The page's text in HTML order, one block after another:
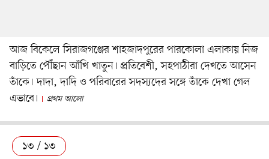
আজ বিকেলে সিরাজগঞ্জের শাহজাদপুরের পারকোলা এলাকায় নিজ
বাড়িতে পৌঁছান আঁখি খাতুন। প্রতিবেশী, সহপাঠীরা দেখতে আসেন
তাঁকে। দাদা, দাদি ও পরিবারের সদস্যদের সঙ্গে তাঁকে দেখা গেল
এভাবে।
প্রথম আলো
১৩ / ১৩